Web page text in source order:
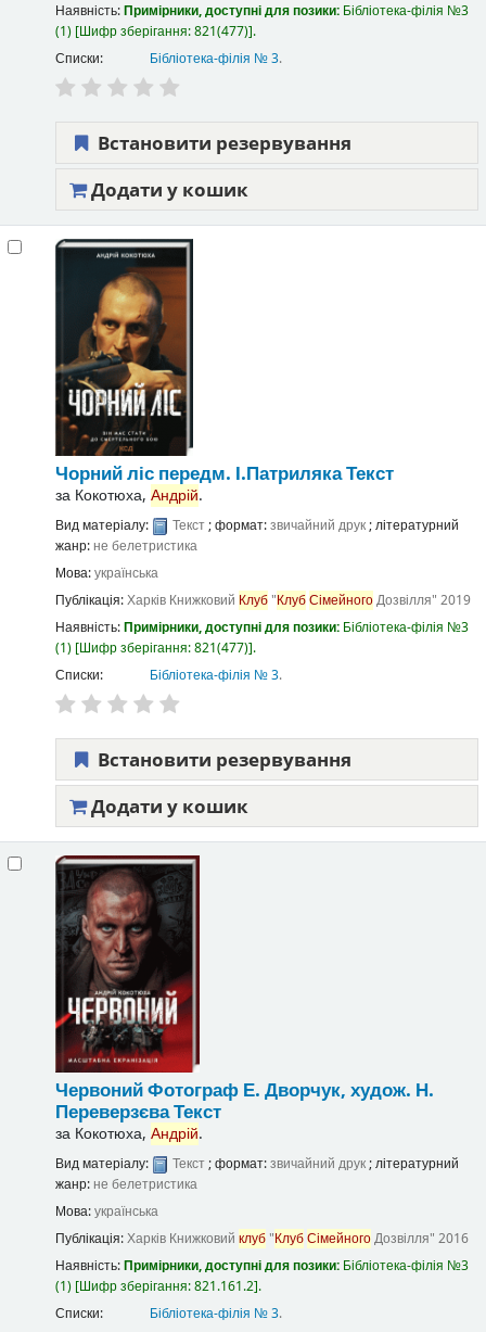
Наявність:Примірники, доступні для позики: Бібліотека-філія №3
(1) Шифр зберігання:821(477) .
Списки:
Бібліотека-філія № 3.
Встановити резервування
Додати у кошик
Чорний ліс передм. І.ПатрилякаТекст
за Кокотюха, Андрій.
Вид матеріалу: Текст; формат:звичайний друк; літературний
жанр:не белетристика
Мова:українська
Публікація:Харків Книжковий Клуб"КлубСімейногоДозвілля" 2019
Наявність:Примірники, доступні для позики: Бібліотека-філія №3
(1) Шифр зберігання:821(477) .
Списки:
Бібліотека-філія № 3.
Встановити резервування
Додати у кошик
ЧервонийФотограф Е. Дворчук, худож. Н.
ПереверзєваТекст
за Кокотюха, Андрій.
Вид матеріалу: Текст; формат:звичайний друк; літературний
жанр: не белетристика
Мова:українська
Публікація:Харків Книжковий клуб"КлубСімейногоДозвілля" 2016
Наявність:Примірники, доступні для позики: Бібліотека-філія №3
(1) Шифр зберігання:821.161.2 .
Списки:
Бібліотека-філія № 3.